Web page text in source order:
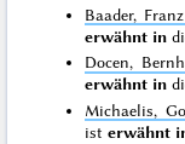
Baader,
erwähnt in
Docen,
erwähnt in
Michaelis,
isterwähnt